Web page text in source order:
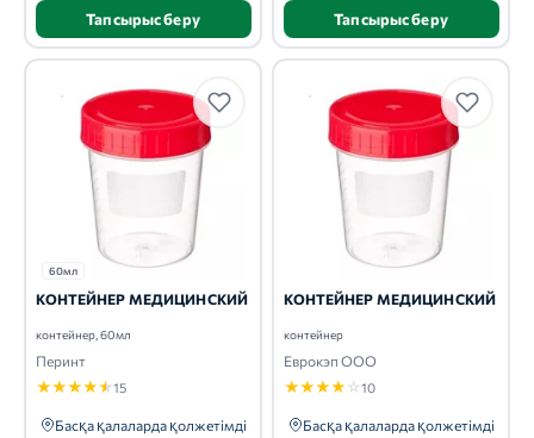
Тапсырыс беру Тапсырыс беру
60мл
КОНТЕЙНЕР МЕДИЦИНСКИЙ
контейнер, 60мл
Перинт
★★★★★15
Басқа қалаларда қолжетімді
КОНТЕЙНЕР МЕДИЦИНСКИЙ
контейнер
Еврокэп ООО
★★★★ ☆10
Басқа қалаларда қолжетімді